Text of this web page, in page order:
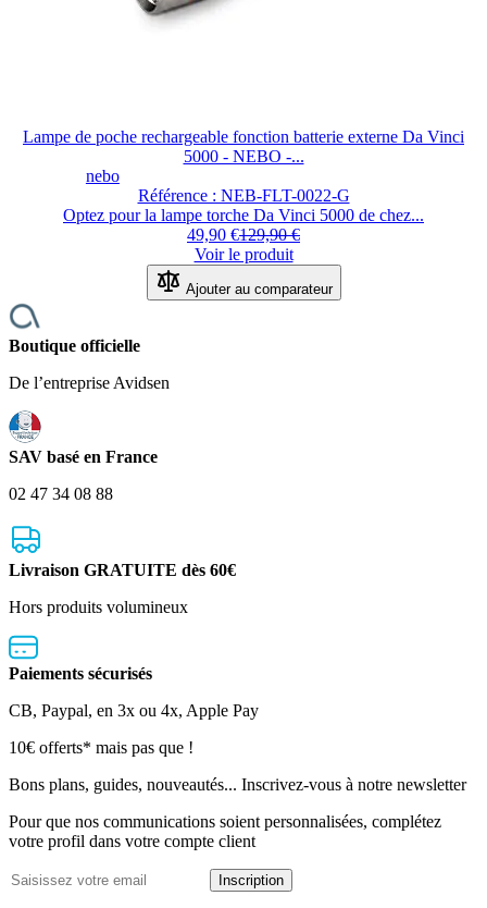
Lampe de poche rechargeable fonction batterie externe Da Vinci
5000 - NEBO -...
nebo
Référence : NEB-FLT-0022-G
Optez pour la lampe torche Da Vinci 5000 de chez...
49,90 €129,90 €
Voir le produit
Ajouter au comparateur
Boutique officielle
De l’entreprise Avidsen
SAV basé en France
02 47 34 08 88
Livraison GRATUITE dès 60€
Hors produits volumineux
Paiements sécurisés
CB, Paypal, en 3x ou 4x, Apple Pay
Lettre
d’information
10€ offerts* mais pas que !
Bons plans, guides, nouveautés... Inscrivez-vous à notre newsletter
Pour que nos communications soient personnalisées, complétez
votre profil dans votre compte client
Adresse
Inscription